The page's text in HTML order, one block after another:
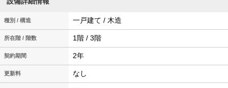
種別 / 構造 一戸建て / 木造
所在階 / 階数 1階 / 3階
契約期間 2年
更新料 なし